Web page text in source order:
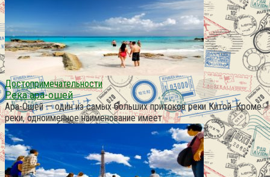
Достопримечательности
Река ара-ошей
Ара-Ошей — один из самых больших притоков реки Китой. Кроме
реки, одноименное наименование имеет